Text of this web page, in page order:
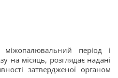
період і
на місяць, розглядає надані
затвердженої органом